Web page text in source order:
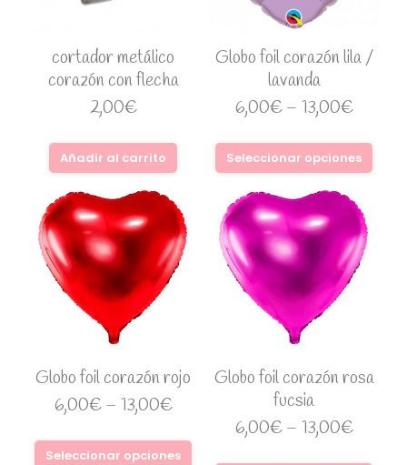
cortador metálico
corazón con flecha
2,00€
Añadir al carrito
Globo foil corazón lila /
lavanda
6,00€– 13,00€
Seleccionar opciones
Globo foil corazón rojo
6,00€– 13,00€
Seleccionar opciones
Globo foil corazón rosa
fucsia
6,00€– 13,00€